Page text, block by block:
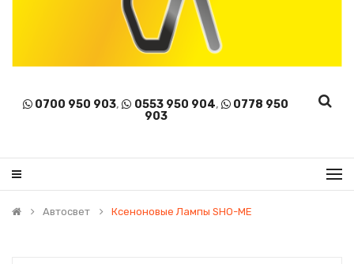
0700 950 903, 0553 950 904,
0778 950
903
Автосвет Ксеноновые Лампы SHO-ME